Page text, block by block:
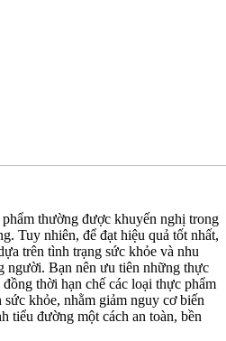
thường được khuyến nghị trong
Tuy nhiên, để đạt hiệu quả tốt nhất,
trên tình trạng sức khỏe và nhu
người. Bạn nên ưu tiên những thực
thời hạn chế các loại thực phẩm
khỏe, nhằm giảm nguy cơ biến
tiểu đường một cách an toàn, bền